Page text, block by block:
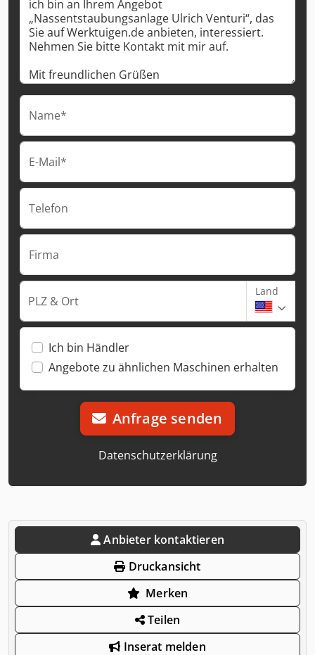
Name*
E-Mail*
Telefon
Firma
PLZ & Ort
Land
Ich bin Händler
Angebote zu ähnlichen Maschinen erhalten
Anfrage senden
Datenschutzerklärung
Anbieter kontaktieren
Druckansicht
Merken
Teilen
Inserat melden